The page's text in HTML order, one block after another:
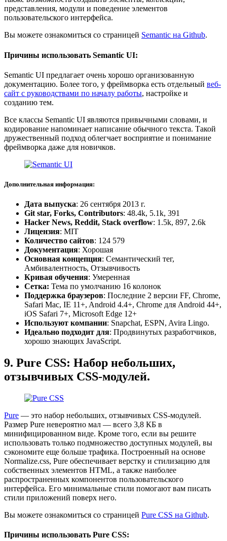
представления, модули и поведение элементов
пользовательского интерфейса.
Вы можете ознакомиться со страницей Semantic на Github.
Причины использовать Semantic UI:
Semantic UI предлагает очень хорошо организованную
документацию. Более того, у фреймворка есть отдельный веб-
сайт с руководствами по началу работы, настройке и
созданию тем.
Все классы Semantic UI являются привычными словами, и
кодирование напоминает написание обычного текста. Такой
дружественный подход облегчает восприятие и понимание
фреймворка даже для новичков.
Дополнительная информация:
Дата выпуска: 26 сентября 2013 г.
Git star, Forks, Contributors: 48.4k, 5.1k, 391
Hacker News, Reddit, Stack overflow: 1.5k, 897, 2.6k
Лицензия: MIT
Количество сайтов: 124 579
Документация: Хорошая
Основная концепция: Семантический тег,
Амбивалентность, Отзывчивость
Кривая обучения: Умеренная
Сетка: Тема по умолчанию 16 колонок
Поддержка браузеров: Последние 2 версии FF, Chrome,
Safari Mac, IE 11+, Android 4.4+, Chrome для Android 44+,
iOS Safari 7+, Microsoft Edge 12+
Используют компании: Snapchat, ESPN, Avira Lingo.
Идеально подходит для: Продвинутых разработчиков,
хорошо знающих JavaScript.
9. Pure CSS: Набор небольших,
отзывчивых CSS-модулей.
Pure — это набор небольших, отзывчивых CSS-модулей.
Размер Pure невероятно мал — всего 3,8 КБ в
минифицированном виде. Кроме того, если вы решите
использовать только подмножество доступных модулей, вы
сэкономите еще больше трафика. Построенный на основе
Normalize.css, Pure обеспечивает верстку и стилизацию для
собственных элементов HTML, а также наиболее
распространенных компонентов пользовательского
интерфейса. Его минимальные стили помогают вам писать
стили приложений поверх него.
Вы можете ознакомиться со страницей Pure CSS на Github.
Причины использовать Pure CSS: